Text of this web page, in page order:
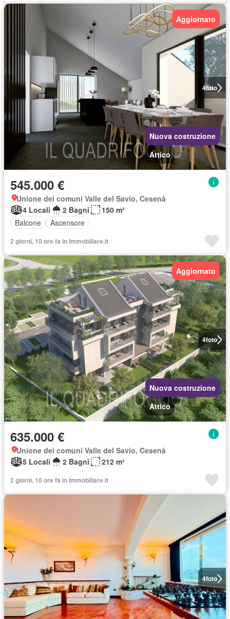
4foto
Aggiornato
Nuova costruzione
Attico
545.000 €
Unione dei comuni Valle del Savio, Cesenà
4 Locali
2 Bagni
150 m²
Balcone
Ascensore
2 giorni, 10 ore fa in Immobiliare.it
4foto
Aggiornato
Nuova costruzione
Attico
635.000 €
Unione dei comuni Valle del Savio, Cesenà
5 Locali
2 Bagni 212 m²
2 giorni, 10 ore fa in Immobiliare.it
4foto